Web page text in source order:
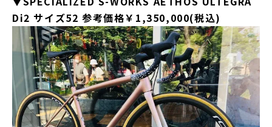
Di2 サイズ52 参考価格￥1,350,000(税込)